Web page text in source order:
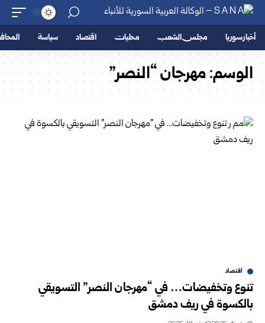
أخبار سوريا مجلس الشعب محليات اقتصاد سياسة
الوسم:مهرجان “النصر”
اقتصاد
تنوع وتخفيضات… في “مهرجان النصر” التسويقي
بالكسوة في ريف دمشق